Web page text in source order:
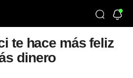
te hace más feliz
dinero